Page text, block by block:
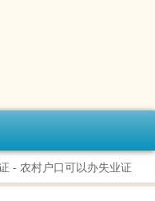
- 农村户口可以办失业证